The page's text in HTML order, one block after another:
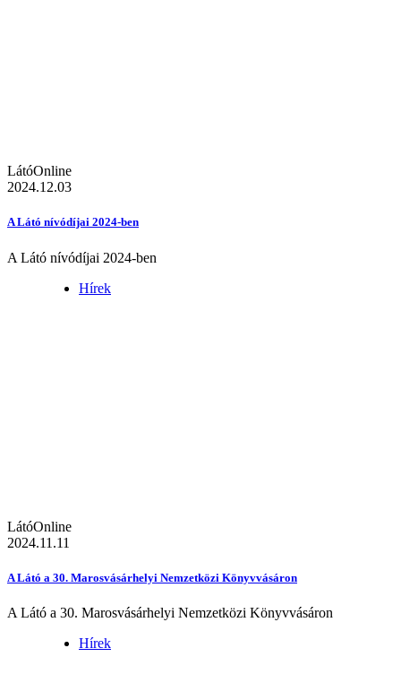
LátóOnline
2024.12.03
A Látó nívódíjai 2024-ben
A Látó nívódíjai 2024-ben
Hírek
LátóOnline
2024.11.11
A Látó a 30. Marosvásárhelyi Nemzetközi Könyvvásáron
A Látó a 30. Marosvásárhelyi Nemzetközi Könyvvásáron
Hírek